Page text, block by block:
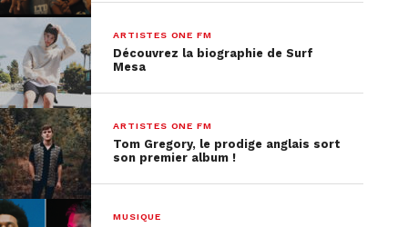
ARTISTES ONE FM
Découvrez la biographie de Surf
Mesa
ARTISTES ONE FM
Tom Gregory, le prodige anglais sort
son premier album !
MUSIQUE